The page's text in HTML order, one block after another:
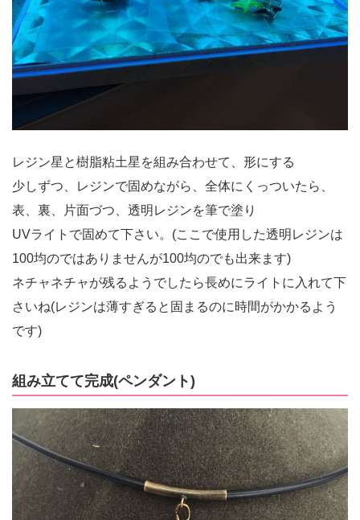
レジン星と樹脂粘土星を組み合わせて、形にする
少しずつ、レジンで固めながら、全体にくっついたら、
表、裏、片面づつ、透明レジンを筆で塗り
UVライトで固めて下さい。(ここで使用した透明レジンは
100均のではありませんが100均のでも出来ます)
ネチャネチャが残るようでしたら長めにライトに入れて下
さいね(レジンは薄すぎると固まるのに時間がかかるよう
です)
組み立てて完成(ペンダント)